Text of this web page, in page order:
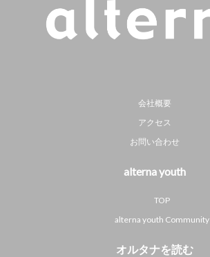
会社概要
アクセス
お問い合わせ
alterna youth
TOP
alterna youth Community
オルタナを読む